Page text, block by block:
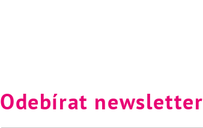
Odebírat newsletter